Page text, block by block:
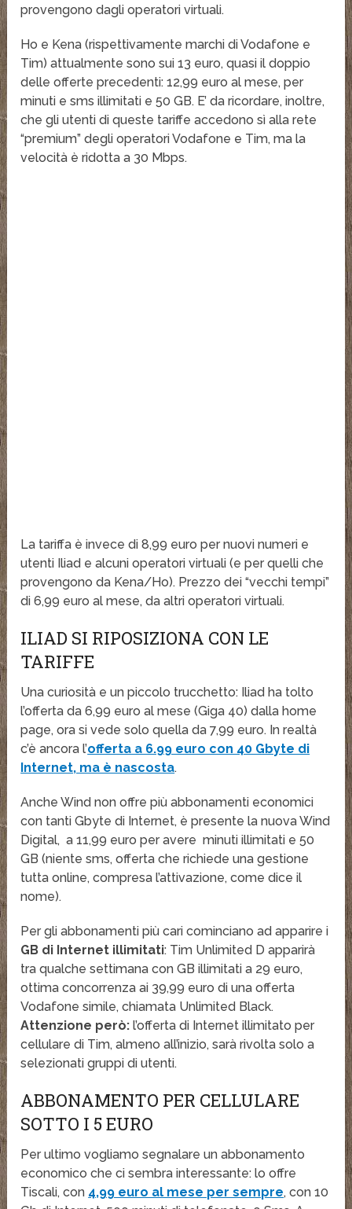
provengono dagli operatori virtuali.
Ho e Kena (rispettivamente marchi di Vodafone e
Tim) attualmente sono sui 13 euro, quasi il doppio
delle offerte precedenti: 12,99 euro al mese, per
minuti e sms illimitati e 50 GB. E’ da ricordare, inoltre,
che gli utenti di queste tariffe accedono sì alla rete
“premium” degli operatori Vodafone e Tim, ma la
velocità è ridotta a 30 Mbps.
La tariffa è invece di 8,99 euro per nuovi numeri e
utenti Iliad e alcuni operatori virtuali (e per quelli che
provengono da Kena/Ho). Prezzo dei “vecchi tempi”
di 6,99 euro al mese, da altri operatori virtuali.
ILIAD SI RIPOSIZIONA CON LE
TARIFFE
Una curiosità e un piccolo trucchetto: Iliad ha tolto
l’offerta da 6,99 euro al mese (Giga 40) dalla home
page, ora si vede solo quella da 7,99 euro. In realtà
c’è ancora l’offerta a 6.99 euro con 40 Gbyte di
Internet, ma è nascosta.
Anche Wind non offre più abbonamenti economici
con tanti Gbyte di Internet, è presente la nuova Wind
Digital, a 11,99 euro per avere minuti illimitati e 50
GB (niente sms, offerta che richiede una gestione
tutta online, compresa l’attivazione, come dice il
nome).
Per gli abbonamenti più cari cominciano ad apparire i
GB di Internet illimitati: Tim Unlimited D apparirà
tra qualche settimana con GB illimitati a 29 euro,
ottima concorrenza ai 39,99 euro di una offerta
Vodafone simile, chiamata Unlimited Black.
Attenzione però: l’offerta di Internet illimitato per
cellulare di Tim, almeno all’inizio, sarà rivolta solo a
selezionati gruppi di utenti.
ABBONAMENTO PER CELLULARE
SOTTO I 5 EURO
Per ultimo vogliamo segnalare un abbonamento
economico che ci sembra interessante: lo offre
Tiscali, con 4,99 euro al mese per sempre, con 10